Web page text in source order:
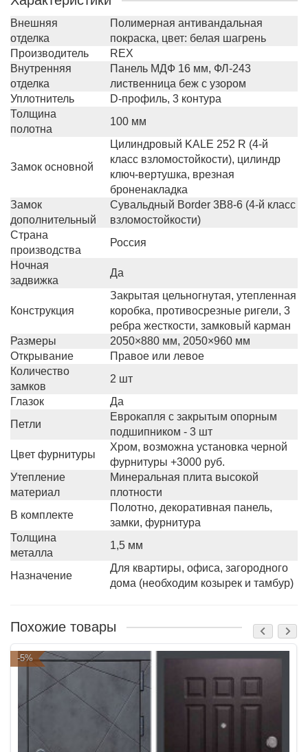
Внешняя
отделка
Полимерная антивандальная
покраска, цвет: белая шагрень
Производитель
REX
Внутренняя
отделка
Панель МДФ 16 мм, ФЛ-243
лиственница беж с узором
Уплотнитель
D-профиль, 3 контура
Толщина
полотна
100 мм
Замок основной
Цилиндровый KALE 252 R (4-й
класс взломостойкости), цилиндр
ключ-вертушка, врезная
броненакладка
Замок
дополнительный
Сувальдный Border 3B8-6 (4-й класс
взломостойкости)
Страна
производства
Россия
Ночная
задвижка
Да
Конструкция
Закрытая цельногнутая, утепленная
коробка, противосрезные ригели, 3
ребра жесткости, замковый карман
Размеры
2050×880 мм, 2050×960 мм
Открывание
Правое или левое
Количество
замков
2 шт
Глазок
Да
Петли
Еврокапля с закрытым опорным
подшипником - 3 шт
Цвет фурнитуры
Хром, возможна установка черной
фурнитуры +3000 руб.
Утепление
материал
Минеральная плита высокой
плотности
В комплекте
Полотно, декоративная панель,
замки, фурнитура
Толщина
металла
1,5 мм
Назначение
Для квартиры, офиса, загородного
дома (необходим козырек и тамбур)
Похожие товары
-5%